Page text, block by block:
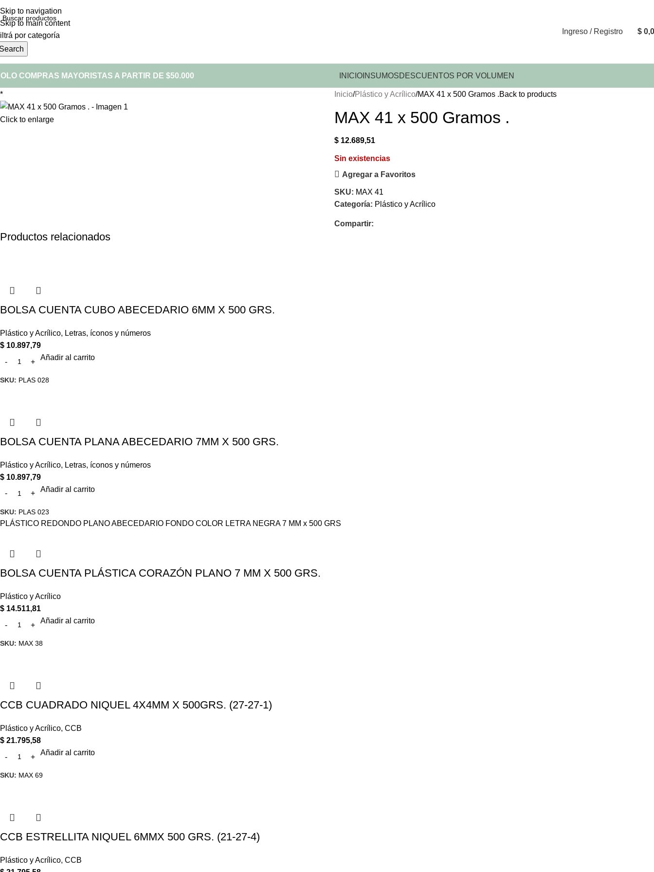
Skip to navigation
Skip to main content
por categoría
Ingreso / Registro $
COMPRAS MAYORISTAS A PARTIR DE $50.000 INICIOINSUMOSDESCUENTOS POR VOLUMEN
*
Click to enlarge
Inicio Plástico y Acrílico MAX 41 x 500 Gramos .Back to products
MAX 41 x 500 Gramos .
$ 12.689,51
Sin existencias
Agregar a Favoritos
SKU: MAX 41
Categoría: Plástico y Acrílico
Compartir:
Productos relacionados
BOLSA CUENTA CUBO ABECEDARIO 6MM X 500 GRS.
Plástico y Acrílico, Letras, íconos y números
$ 10.897,79
Añadir al carrito
SKU: PLAS 028
BOLSA CUENTA PLANA ABECEDARIO 7MM X 500 GRS.
Plástico y Acrílico, Letras, íconos y números
$ 10.897,79
Añadir al carrito
SKU: PLAS 023
PLÁSTICO REDONDO PLANO ABECEDARIO FONDO COLOR LETRA NEGRA 7 MM x 500 GRS
BOLSA CUENTA PLÁSTICA CORAZÓN PLANO 7 MM X 500 GRS.
Plástico y Acrílico
$ 14.511,81
Añadir al carrito
SKU: MAX 38
CCB CUADRADO NIQUEL 4X4MM X 500GRS. (27-27-1)
Plástico y Acrílico, CCB
$ 21.795,58
Añadir al carrito
SKU: MAX 69
CCB ESTRELLITA NIQUEL 6MMX 500 GRS. (21-27-4)
Plástico y Acrílico, CCB